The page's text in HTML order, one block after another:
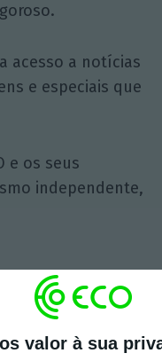
valor à sua
acesso a notícias
e especiais que
e os seus
independente,